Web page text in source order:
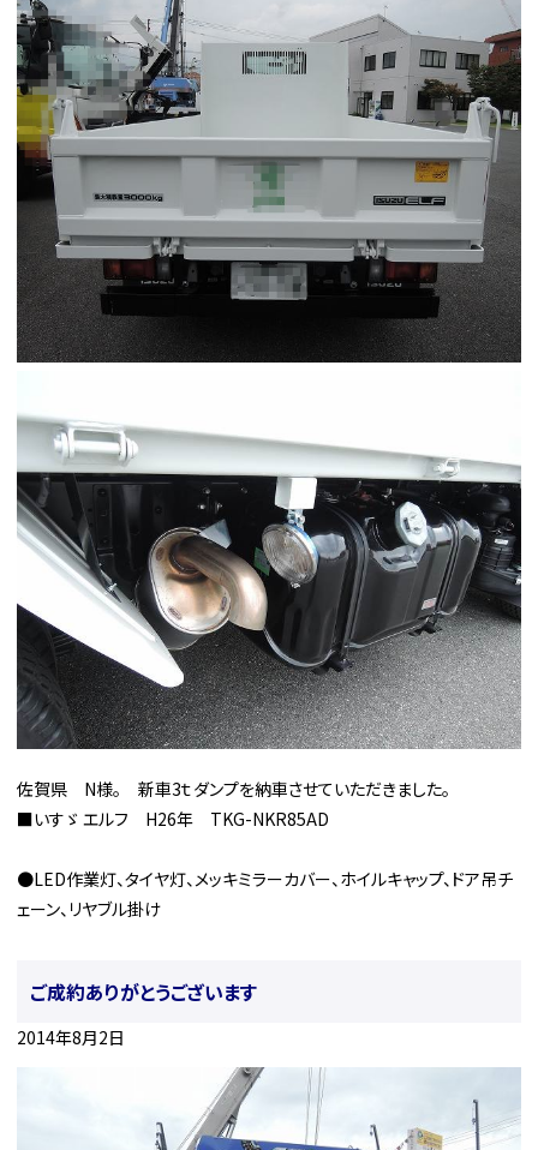
佐賀県 N様。 新車3ｔダンプを納車させていただきました。
■いすゞ エルフ H26年 TKG-NKR85AD
●LED作業灯、タイヤ灯、メッキミラーカバー、ホイルキャップ、ドア吊チ
ェーン、リヤブル掛け
ご成約ありがとうございます
2014年8月2日